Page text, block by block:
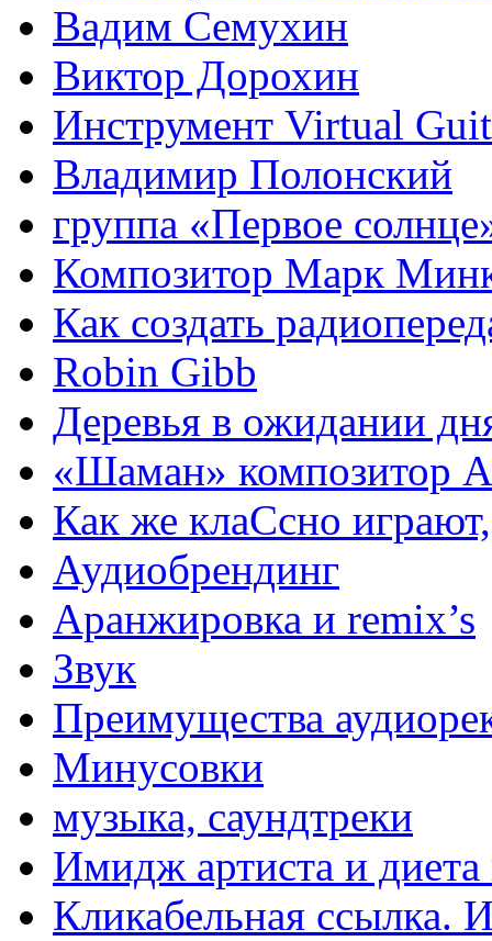
Вадим Семухин
Виктор Дорохин
Инструмент Virtual
Владимир Полонский
группа «Первое
Композитор Марк
Как создать
Robin Gibb
Деревья в ожидании
«Шаман» композитор
Как же клаСсно
Аудиобрендинг
Аранжировка и remix’s
Звук
Преимущества
Минусовки
музыка, саундтреки
Имидж артиста и
Кликабельная ссылка.